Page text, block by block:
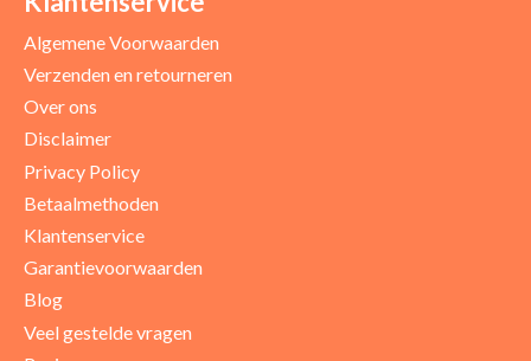
Uw beoordeling
Algemene Voorwaarden
Verzenden en retourneren
Over ons
Disclaimer
Privacy Policy
Betaalmethoden
Klantenservice
Garantievoorwaarden
Blog
Veel gestelde vragen